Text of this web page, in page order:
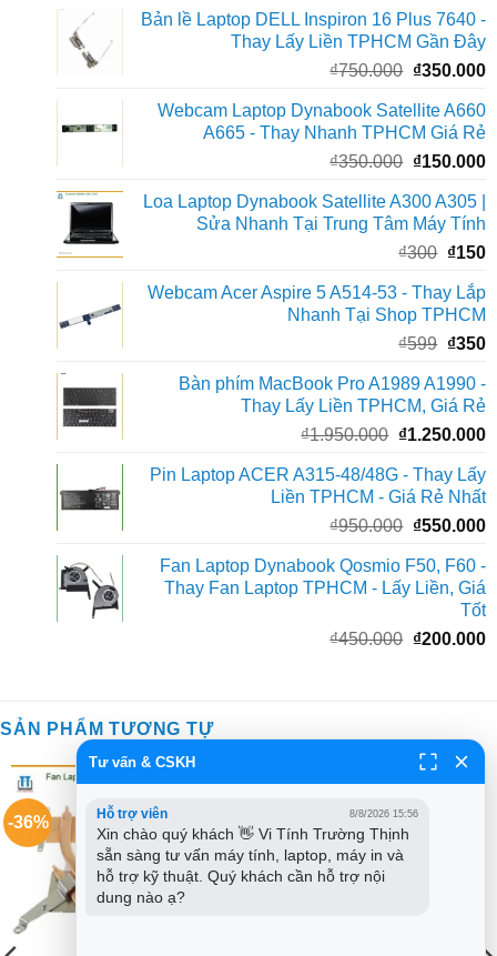
là:
₫600.000.
Bản lề Laptop DELL Inspiron 16 Plus 7640 -
Thay Lấy Liền TPHCM Gần Đây
₫750.000 Giá
là:
₫750.000.
₫350.000
Webcam Laptop Dynabook Satellite A660
A665 - Thay Nhanh TPHCM Giá Rẻ
₫350.000 Giá
là:
₫350.000.
₫150.000
Loa Laptop Dynabook Satellite A300 A305 |
Sửa Nhanh Tại Trung Tâm Máy Tính
₫300 Giá
là:
₫300.
₫150
Webcam Acer Aspire 5 A514-53 - Thay Lắp
Nhanh Tại Shop TPHCM
₫599 Giá
là:
₫599.
₫350
Bàn phím MacBook Pro A1989 A1990 -
Thay Lấy Liền TPHCM, Giá Rẻ
₫1.950.000 Giá
là:
₫1.950.000.
₫1.250.000
Pin Laptop ACER A315-48/48G - Thay Lấy
Liền TPHCM - Giá Rẻ Nhất
₫950.000 Giá
là:
₫950.000.
₫550.000
Fan Laptop Dynabook Qosmio F50, F60 -
Thay Fan Laptop TPHCM - Lấy Liền, Giá
Tốt
₫450.000 Giá
₫200.000
SẢN PHẨM TƯƠNG TỰ
-36%
Tư vấn & CSKH
Hỗ trợ viên 8/8/2026 15:56
Xin chào quý khách 👋 Vi Tính Trường Thịnh
sẵn sàng tư vấn máy tính, laptop, máy in và
hỗ trợ kỹ thuật. Quý khách cần hỗ trợ nội
dung nào ạ?